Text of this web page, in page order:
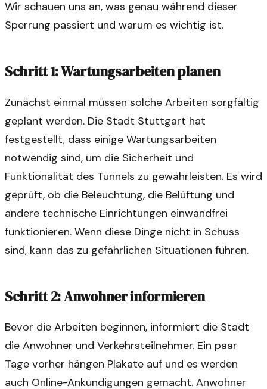
Wir schauen uns an, was genau während dieser
Sperrung passiert und warum es wichtig ist.
Schritt 1: Wartungsarbeiten planen
Zunächst einmal müssen solche Arbeiten sorgfältig
geplant werden. Die Stadt Stuttgart hat
festgestellt, dass einige Wartungsarbeiten
notwendig sind, um die Sicherheit und
Funktionalität des Tunnels zu gewährleisten. Es wird
geprüft, ob die Beleuchtung, die Belüftung und
andere technische Einrichtungen einwandfrei
funktionieren. Wenn diese Dinge nicht in Schuss
sind, kann das zu gefährlichen Situationen führen.
Schritt 2: Anwohner informieren
Bevor die Arbeiten beginnen, informiert die Stadt
die Anwohner und Verkehrsteilnehmer. Ein paar
Tage vorher hängen Plakate auf und es werden
auch Online-Ankündigungen gemacht. Anwohner